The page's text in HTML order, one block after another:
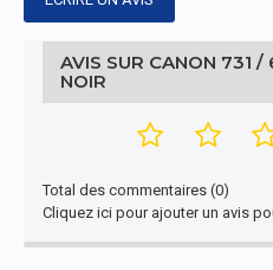
AVIS SUR CANON 731
NOIR
Total des commentaires (0)
Cliquez ici pour ajouter un avis